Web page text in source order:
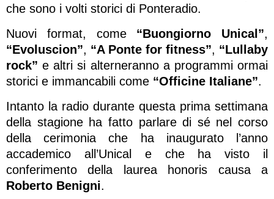
che sono i volti storici di Ponteradio.
Nuovi format, come “Buongiorno Unical”,
“Evoluscion”, “A Ponte for fitness”, “Lullaby
rock” e altri si alterneranno a programmi ormai
storici e immancabili come “Officine Italiane”.
Intanto la radio durante questa prima settimana
della stagione ha fatto parlare di sé nel corso
della cerimonia che ha inaugurato l’anno
accademico all’Unical e che ha visto il
conferimento della laurea honoris causa a
Roberto Benigni.